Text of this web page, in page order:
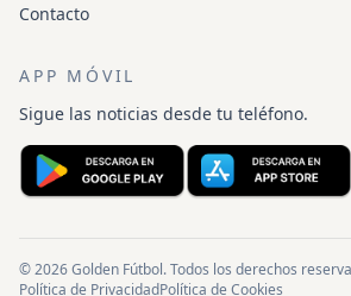
Contacto
APP MÓVIL
Sigue las noticias desde tu teléfono.
© 2026 Golden Fútbol. Todos los derechos
Política de PrivacidadPolítica de Cookies